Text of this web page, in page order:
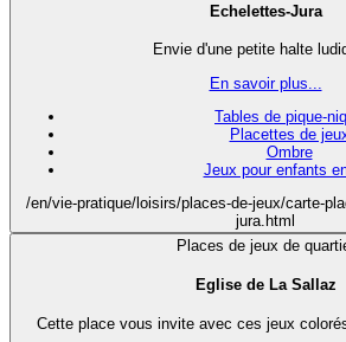
Echelettes-Jura
Envie d'une petite halte
En savoir plus...
Tables de pique-
Placettes de
Ombre
Jeux pour enfants en
/en/vie-pratique/loisirs/places-de-jeux/carte-
jura.html
Places de jeux de
Eglise de La Sallaz
Cette place vous invite avec ces jeux